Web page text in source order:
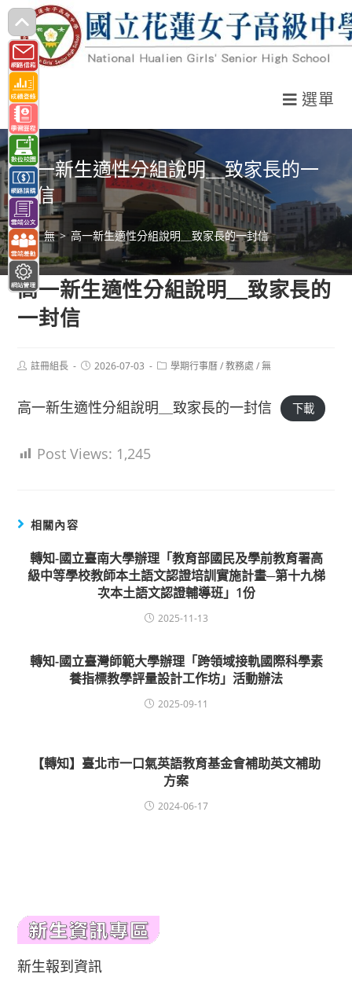
跳
轉
至
主
要
內
容
選單
高一新生適性分組說明＿致家長的一
封信
> 無 > 高一新生適性分組說明＿致家長的一封信
高一新生適性分組說明＿致家長的
一封信
Post註冊組長
Post2026-07-03
Post學期行事曆 / 教務處 / 無
高一新生適性分組說明＿致家長的一封信 下載
Post Views: 1,245
相關內容
轉知-國立臺南大學辦理「教育部國民及學前教育署高
級中等學校教師本土語文認證培訓實施計畫─第十九梯
次本土語文認證輔導班」1份
2025-11-13
轉知-國立臺灣師範大學辦理「跨領域接軌國際科學素
養指標教學評量設計工作坊」活動辦法
2025-09-11
【轉知】臺北市一口氣英語教育基金會補助英文補助
方案
2024-06-17
新生報到資訊